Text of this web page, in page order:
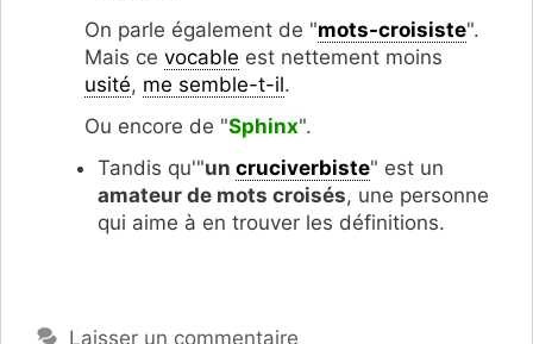
On parle également de "mots-croisiste".
Mais ce vocable est nettement moins
usité, me semble-t-il.
Ou encore de "Sphinx".
Tandis qu'"un cruciverbiste" est un
amateur de mots croisés, une personne
qui aime à en trouver les définitions.
Laisser un commentaire